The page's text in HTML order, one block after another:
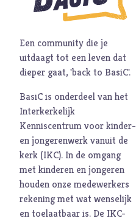
Bidden
C
Criminaliteit
Cultuur
D
Dankbaarheid
Dankdag
Drank
Duisternis
E
Eenzaamheid
Eerlijkheid
Fantasie
Een community die je
uitdaagt tot een leven dat
dieper gaat, 'back to BasiC'.
BasiC is onderdeel van het
Interkerkelijk
Kenniscentrum voor kinder-
en jongerenwerk vanuit de
kerk (IKC). In de omgang
met kinderen en jongeren
houden onze medewerkers
rekening met wat wenselijk
en toelaatbaar is. De IKC-